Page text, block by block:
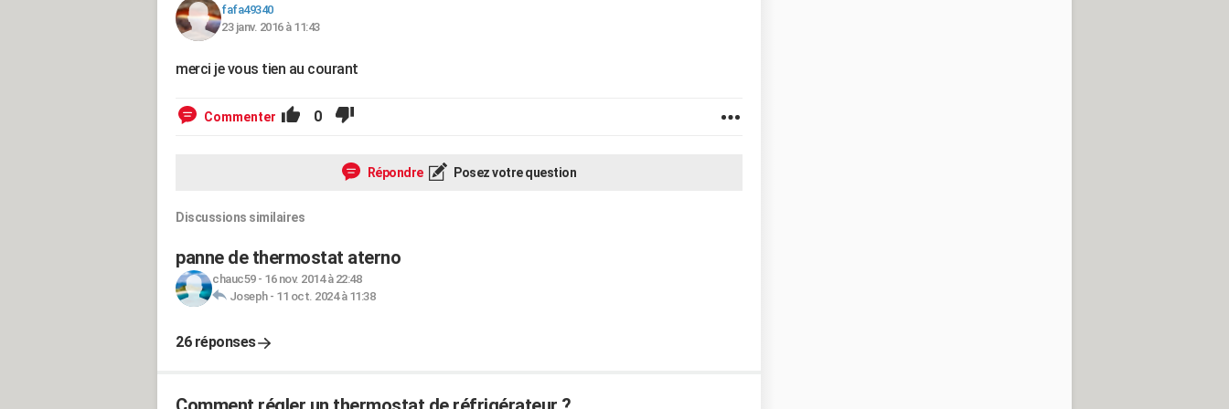
fafa49340
23 janv. 2016 à 11:43
merci je vous tien au courant
Commenter 0
Répondre Posez votre question
Discussions similaires
panne de thermostat aterno
chauc59- 16 nov. 2014 à 22:48
Joseph- 11 oct. 2024 à 11:38
26 réponses